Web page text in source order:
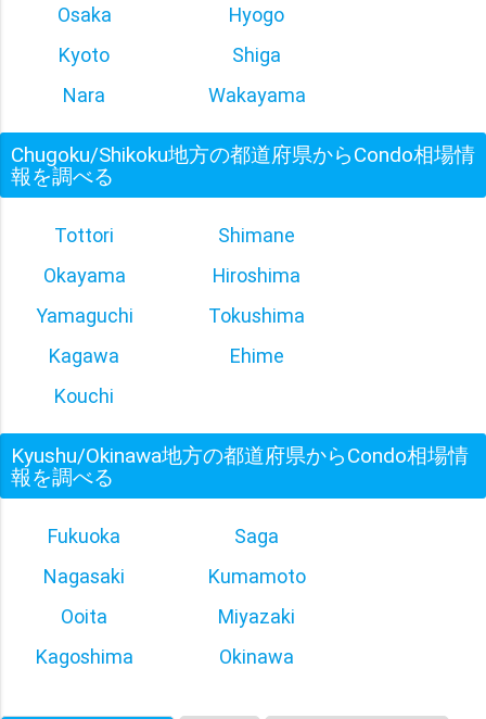
Osaka
Hyogo
Kyoto
Shiga
Nara
Wakayama
Chugoku/Shikoku地方の都道府県からCondo相場情
報を調べる
Tottori
Shimane
Okayama
Hiroshima
Yamaguchi
Tokushima
Kagawa
Ehime
Kouchi
Kyushu/Okinawa地方の都道府県からCondo相場情
報を調べる
Fukuoka
Saga
Nagasaki
Kumamoto
Ooita
Miyazaki
Kagoshima
Okinawa